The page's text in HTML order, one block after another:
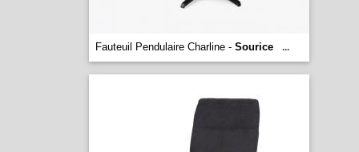
Fauteuil Pendulaire Charline - Sourice ...